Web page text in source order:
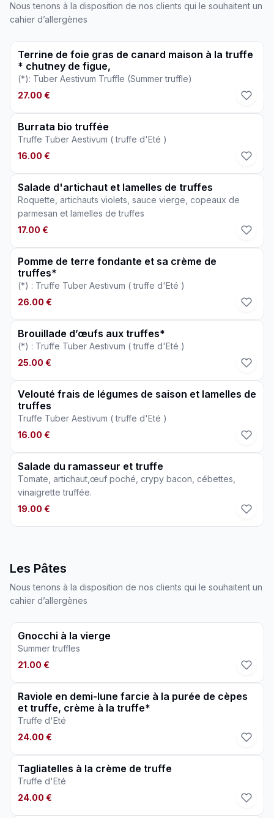
Nous tenons à la disposition de nos clients qui le souhaitent un
cahier d’allergènes
Terrine de foie gras de canard maison à la truffe
* chutney de figue,
(*): Tuber Aestivum Truffle (Summer truffle)
27.00 €
Burrata bio truffée
Truffe Tuber Aestivum ( truffe d'Eté )
16.00 €
Salade d'artichaut et lamelles de truffes
Roquette, artichauts violets, sauce vierge, copeaux de
parmesan et lamelles de truffes
17.00 €
Pomme de terre fondante et sa crème de
truffes*
(*) : Truffe Tuber Aestivum ( truffe d'Eté )
26.00 €
Brouillade d’œufs aux truffes*
(*) : Truffe Tuber Aestivum ( truffe d'Eté )
25.00 €
Velouté frais de légumes de saison et lamelles de
truffes
Truffe Tuber Aestivum ( truffe d'Eté )
16.00 €
Salade du ramasseur et truffe
Tomate, artichaut,œuf poché, crypy bacon, cébettes,
vinaigrette truffée.
19.00 €
Les Pâtes
Nous tenons à la disposition de nos clients qui le souhaitent un
cahier d’allergènes
Gnocchi à la vierge
Summer truffles
21.00 €
Raviole en demi-lune farcie à la purée de cèpes
et truffe, crème à la truffe*
Truffe d'Eté
24.00 €
Tagliatelles à la crème de truffe
Truffe d'Eté
24.00 €